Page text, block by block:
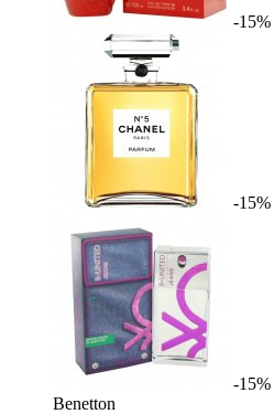
-15%
-15%
-15%
Benetton